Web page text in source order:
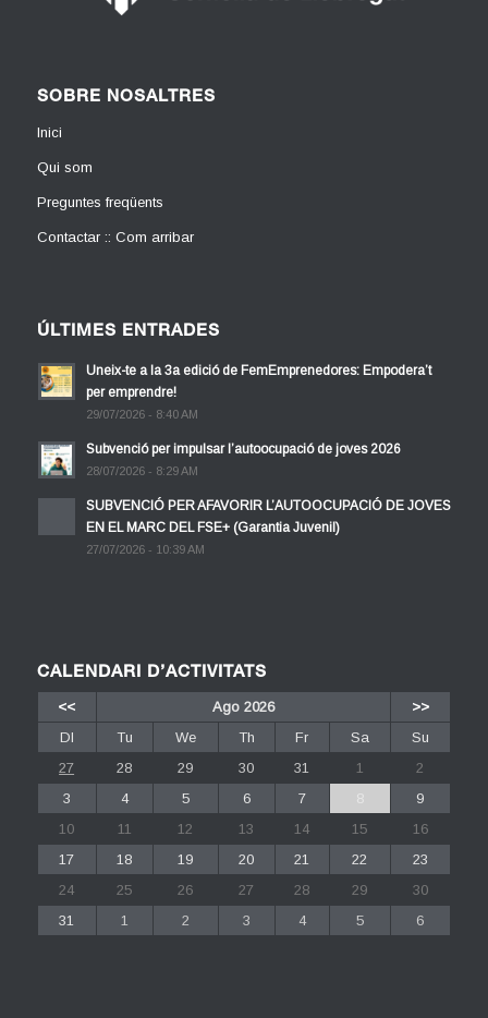
SOBRE NOSALTRES
Inici
Qui som
Preguntes freqüents
Contactar :: Com arribar
ÚLTIMES ENTRADES
Uneix-te a la 3a edició de FemEmprenedores: Empodera’t
per emprendre!
29/07/2026 - 8:40 AM
Subvenció per impulsar l’autoocupació de joves 2026
28/07/2026 - 8:29 AM
SUBVENCIÓ PER AFAVORIR L’AUTOOCUPACIÓ DE JOVES
EN EL MARC DEL FSE+ (Garantia Juvenil)
27/07/2026 - 10:39 AM
CALENDARI D’ACTIVITATS
<< Ago 2026
>>
Dl
Tu We Th Fr Sa
Su
27
28 29 30 31 1
2
3
4 5 6 7 8
9
10
11 12 13 14 15
16
17
18 19 20 21 22
23
24
25 26 27 28 29
30
31
1 2 3 4 5 6